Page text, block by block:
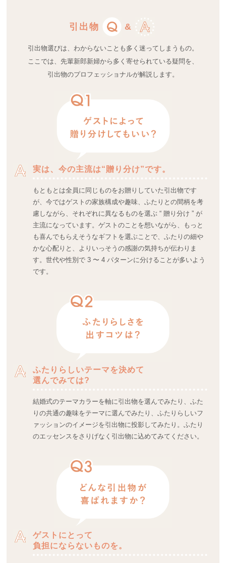
引出物 &
引出物選びは、わからないことも多く迷ってしまうもの。
ここでは、先輩新郎新婦から多く寄せられている疑問を、
引出物のプロフェッショナルが解説します。
実は、今の主流は“贈り分け”です。
もともとは全員に同じものをお贈りしていた引出物です
が、今ではゲストの家族構成や趣味、ふたりとの間柄を考
慮しながら、それぞれに異なるものを選ぶ “ 贈り分け ” が
主流になっています。ゲストのことを想いながら、もっと
も喜んでもらえそうなギフトを選ぶことで、ふたりの細や
かな心配りと、よりいっそうの感謝の気持ちが伝わりま
す。世代や性別で 3 〜 4 パターンに分けることが多いよう
です。
ふたりらしいテーマを決めて
選んでみては?
結婚式のテーマカラーを軸に引出物を選んでみたり、ふた
りの共通の趣味をテーマに選んでみたり、ふたりらしいフ
ァッションのイメージを引出物に投影してみたり。ふたり
のエッセンスをさりげなく引出物に込めてみてください。
ゲストにとって
負担にならないものを。